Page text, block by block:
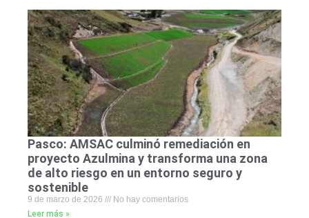
Pasco: AMSAC culminó remediación en
proyecto Azulmina y transforma una zona
de alto riesgo en un entorno seguro y
sostenible
9 de marzo de 2026
No hay comentarios
Leer más »